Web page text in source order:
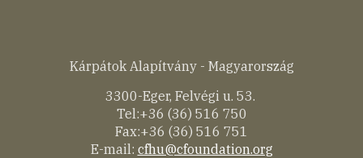
Kárpátok Alapítvány - Magyarország
3300-Eger, Felvégi u. 53.
Tel:+36 (36) 516 750
Fax:+36 (36) 516 751
E-mail: cfhu@cfoundation.org